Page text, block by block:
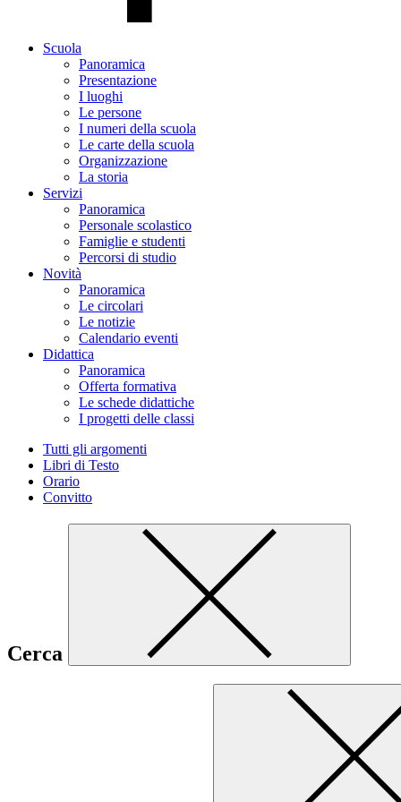
Scuola
Panoramica
Presentazione
I luoghi
Le persone
I numeri della scuola
Le carte della scuola
Organizzazione
La storia
Servizi
Panoramica
Personale scolastico
Famiglie e studenti
Percorsi di studio
Novità
Panoramica
Le circolari
Le notizie
Calendario eventi
Didattica
Panoramica
Offerta formativa
Le schede didattiche
I progetti delle classi
Tutti gli argomenti
Libri di Testo
Orario
Convitto
Cerca